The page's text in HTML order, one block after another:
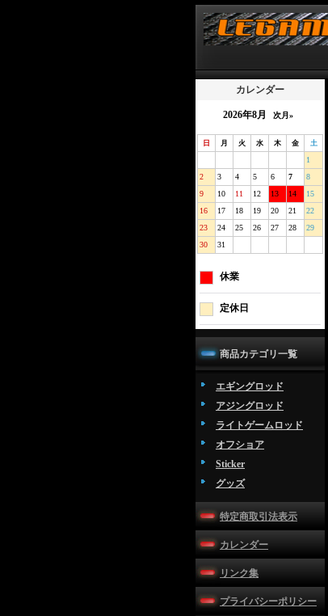
カレンダー
2026年8月 次月»
日 月 火 水 木 金 土
1
2
3 4 5 6 7
8
9
10 11 12 13 14
15
16
17 18 19 20 21
22
23
24 25 26 27 28
29
30
31
休業
定休日
商品カテゴリ一覧
エギングロッド
アジングロッド
ライトゲームロッド
オフショア
Sticker
グッズ
特定商取引法表示
カレンダー
リンク集
プライバシーポリシー